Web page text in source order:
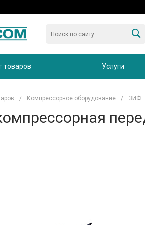
товаров Услуги
/ Компрессорное оборудование / ЗИФ